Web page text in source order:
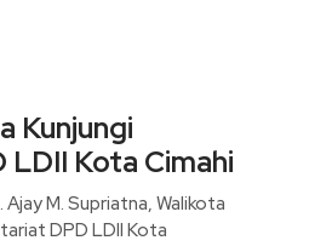
Kunjungi
Kota Cimahi
M. Supriatna, Walikota
DPD LDII Kota